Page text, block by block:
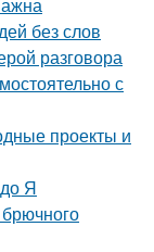
без слов
разговора
с
проекты и
Я